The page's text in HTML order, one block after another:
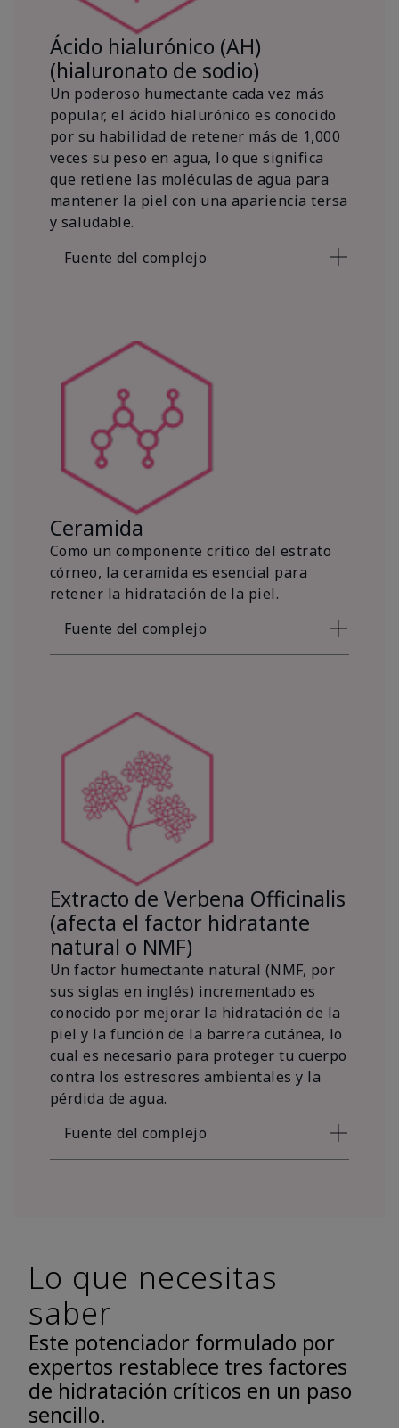
Ácido hialurónico (AH)
(hialuronato de sodio)
Un poderoso humectante cada vez más
popular, el ácido hialurónico es conocido
por su habilidad de retener más de 1,000
veces su peso en agua, lo que significa
que retiene las moléculas de agua para
mantener la piel con una apariencia tersa
y saludable.
Fuente del complejo
Ceramida
Como un componente crítico del estrato
córneo, la ceramida es esencial para
retener la hidratación de la piel.
Fuente del complejo
Extracto de Verbena Officinalis
(afecta el factor hidratante
natural o NMF)
Un factor humectante natural (NMF, por
sus siglas en inglés) incrementado es
conocido por mejorar la hidratación de la
piel y la función de la barrera cutánea, lo
cual es necesario para proteger tu cuerpo
contra los estresores ambientales y la
pérdida de agua.
Fuente del complejo
Lo que necesitas
saber
Este potenciador formulado por
expertos restablece tres factores
de hidratación críticos en un paso
sencillo.